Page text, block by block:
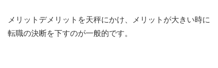
メリットデメリットを天秤にかけ、メリットが大きい時に
転職の決断を下すのが一般的です。